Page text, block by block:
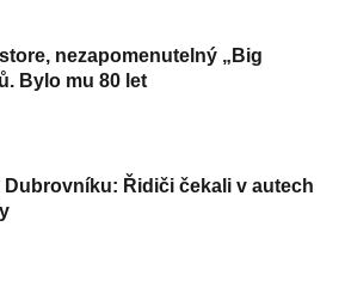
nezapomenutelný „Big
Bylo mu 80 let
Řidiči čekali v autech